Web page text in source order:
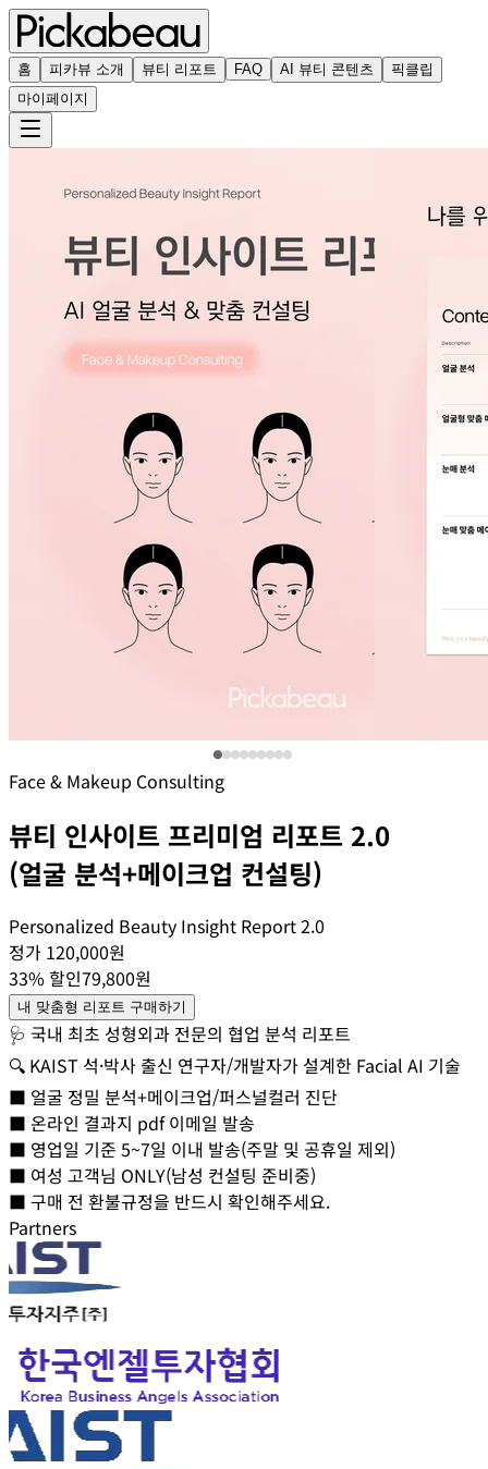
홈 피카뷰 소개 뷰티 리포트 FAQ AI 뷰티 콘텐츠
픽클립
마이페이지
Face & Makeup Consulting
뷰티 인사이트 프리미엄 리포트 2.0
(얼굴 분석+메이크업 컨설팅)
Personalized Beauty Insight Report 2.0
정가 120,000원
33% 할인79,800원
내 맞춤형 리포트 구매하기
🩺 국내 최초 성형외과 전문의 협업 분석 리포트
🔍 KAIST 석·박사 출신 연구자/개발자가 설계한 Facial AI 기술
■ 얼굴 정밀 분석+메이크업/퍼스널컬러 진단
■ 온라인 결과지 pdf 이메일 발송
■ 영업일 기준 5~7일 이내 발송(주말 및 공휴일 제외)
■ 여성 고객님 ONLY(남성 컨설팅 준비중)
■ 구매 전 환불규정을 반드시 확인해주세요.
Partners